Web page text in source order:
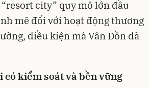
city” quy mô lớn đầu
mẽ đối với hoạt động thương
điều kiện mà Vân Đồn đã
kiểm soát và bền vững